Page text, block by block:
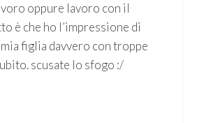
oppure lavoro con il
è che ho l’impressione di
mia figlia davvero con troppe
scusate lo sfogo :/